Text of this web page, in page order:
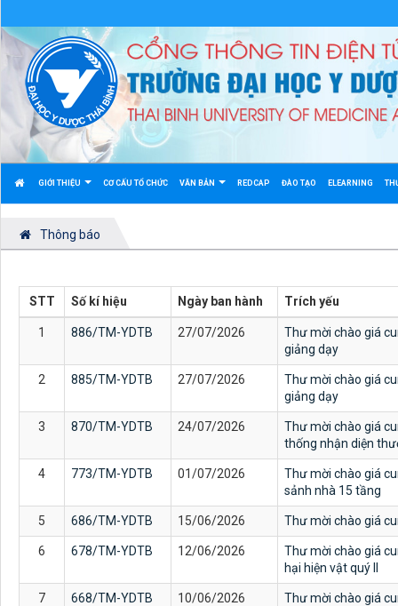
GIỚI THIỆU CƠ CẤU TỔ CHỨC VĂN BẢN REDCAP ĐÀO TẠO ELEARNING
Thông báo
STT Số kí hiệu Ngày ban hành Trích yếu
1 886/TM-YDTB 27/07/2026
Thư mời chào giá
giảng dạy
2 885/TM-YDTB 27/07/2026
Thư mời chào giá
giảng dạy
3 870/TM-YDTB 24/07/2026
Thư mời chào giá
thống nhận diện
4 773/TM-YDTB 01/07/2026
Thư mời chào giá
sảnh nhà 15 tầng
5 686/TM-YDTB 15/06/2026 Thư mời chào giá
6 678/TM-YDTB 12/06/2026
Thư mời chào giá
hại hiện vật quý II
7 668/TM-YDTB 10/06/2026 Thư mời chào giá